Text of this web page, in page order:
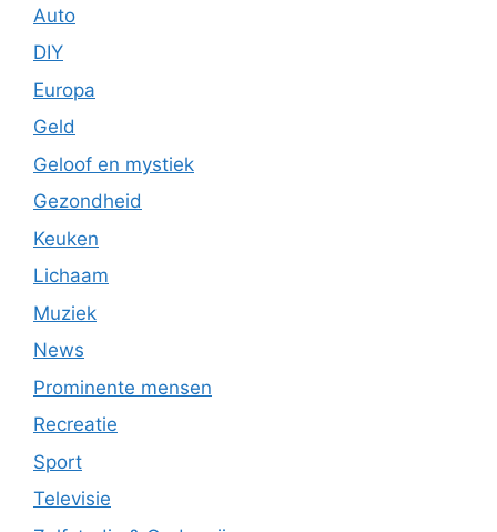
Auto
DIY
Europa
Geld
Geloof en mystiek
Gezondheid
Keuken
Lichaam
Muziek
News
Prominente mensen
Recreatie
Sport
Televisie